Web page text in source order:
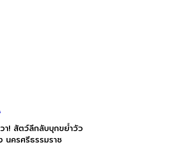
า! สัตว์ลึกลับบุกขย้ำวัว
นครศรีธรรมราช